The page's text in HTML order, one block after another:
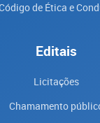
de Ética e
Editais
Licitações
Chamamento